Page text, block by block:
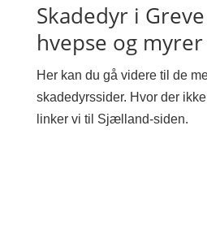
Skadedyr i
hvepse og myrer
Her kan du gå videre til de
skadedyrssider. Hvor der
linker vi til Sjælland-siden.